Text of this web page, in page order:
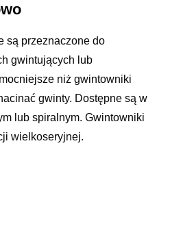
są przeznaczone do
gwintujących lub
niż gwintowniki
gwinty. Dostępne są w
lub spiralnym. Gwintowniki
wielkoseryjnej.